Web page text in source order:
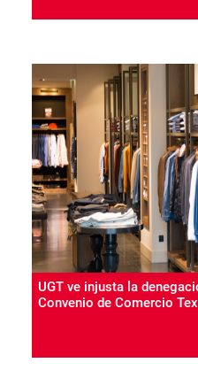
UGT ve injusta la
Convenio de Comercio